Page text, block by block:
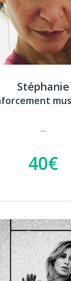
Stéphanie
...
40€